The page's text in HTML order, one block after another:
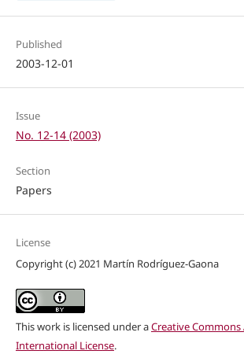
Published
2003-12-01
Issue
No. 12-14 (2003)
Section
Papers
License
Copyright (c) 2021 Martín Rodríguez-Gaona
This work is licensed under aCreative
International License.